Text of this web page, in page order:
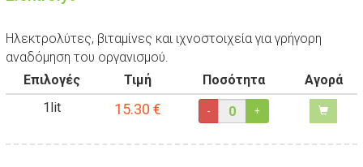
Ηλεκτρολύτες, βιταμίνες και ιχνοστοιχεία για γρήγορη
αναδόμηση του οργανισμού.
Επιλογές
Τιμή Ποσότητα
Αγορά
1lit
15.30 € - +